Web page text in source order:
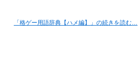
「格ゲー用語辞典【ハメ編】」の続きを読む…